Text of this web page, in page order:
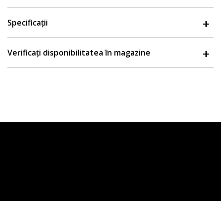
Specificații
Verificați disponibilitatea în magazine